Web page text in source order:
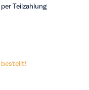
Teilzahlung
bestellt!